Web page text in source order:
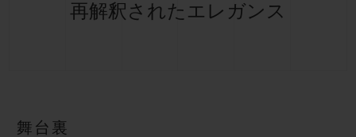
再解釈されたエレガンス
舞台裏